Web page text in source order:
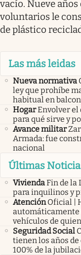
vacío. Nueve
voluntarios le
de plástico
Las más leidas
Nueva normativa
ley que prohíbe
habitual en
HogarEnvolver
para qué sirve y
Avance militar
Armada: fue
nacional
Últimas
ViviendaFin de la
para inquilinos y
Atención Oficial |
automáticamente
vehículos de
Seguridad Social
tienen los años
100% de la